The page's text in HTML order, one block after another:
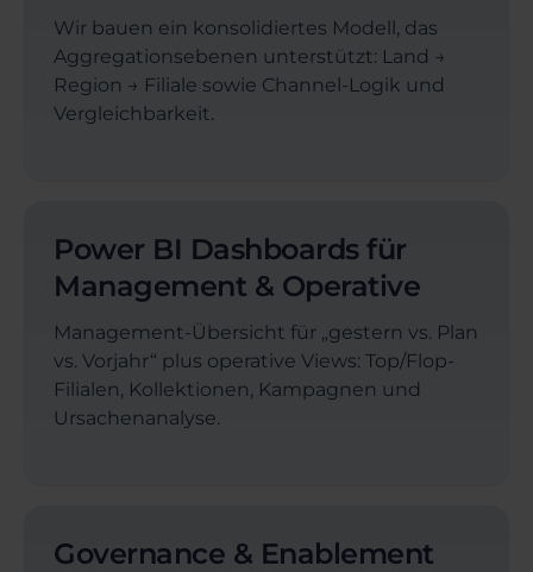
Wir bauen ein konsolidiertes Modell, das
Aggregationsebenen unterstützt: Land →
Region → Filiale sowie Channel-Logik und
Vergleichbarkeit.
Power BI Dashboards für
Management & Operative
Management-Übersicht für „gestern vs. Plan
vs. Vorjahr“ plus operative Views: Top/Flop-
Filialen, Kollektionen, Kampagnen und
Ursachenanalyse.
Governance & Enablement